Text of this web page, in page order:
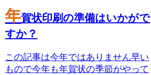
年賀状印刷の準備はいかがで
すか？
この記事は今年ではありません早い
もので今年も年賀状の季節がやって